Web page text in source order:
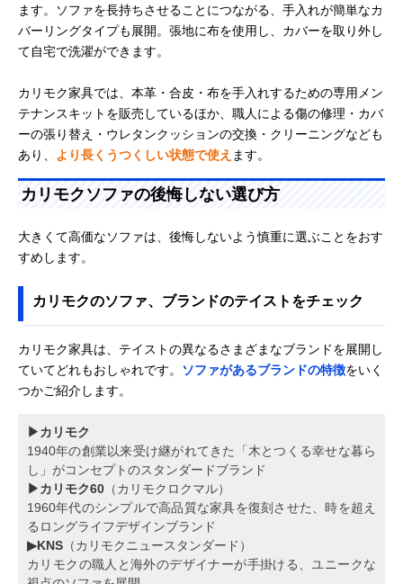
ます。ソファを長持ちさせることにつながる、手入れが簡単なカ
バーリングタイプも展開。張地に布を使用し、カバーを取り外し
て自宅で洗濯ができます。
カリモク家具では、本革・合皮・布を手入れするための専用メン
テナンスキットを販売しているほか、職人による傷の修理・カバ
ーの張り替え・ウレタンクッションの交換・クリーニングなども
あり、
より長くうつくしい状態で使え ます。
カリモクソファの後悔しない選び方
大きくて高価なソファは、後悔しないよう慎重に選ぶことをおす
すめします。
カリモクのソファ、ブランドのテイストをチェック
カリモク家具は、テイストの異なるさまざまなブランドを展開し
ていてどれもおしゃれです。 ソファがあるブランドの特徴をいく
つかご紹介します。
▶カリモク
1940年の創業以来受け継がれてきた「木とつくる幸せな暮ら
し」がコンセプトのスタンダードブランド
▶カリモク60 （カリモクロクマル）
1960年代のシンプルで高品質な家具を復刻させた、時を超え
るロングライフデザインブランド
▶KNS （カリモクニュースタンダード）
カリモクの職人と海外のデザイナーが手掛ける、ユニークな